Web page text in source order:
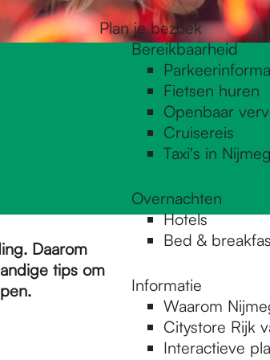
Plan je bezoek
Bereikbaarheid
Fietsen huren
Openbaar
Cruisereis
Taxi's in
Overnachten
Hotels
Bed &
Informatie
Waarom
Citystore Rijk
Interactieve
Daarom
tips om